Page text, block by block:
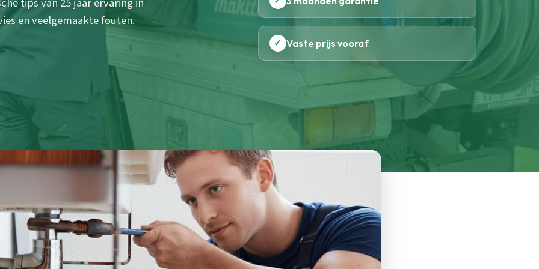
en veelgemaakte fouten.
✓ Vaste prijs vooraf